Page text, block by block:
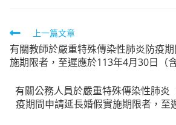
Read
more
articles
上一篇文章
有關教師於嚴重特殊傳染性肺炎防疫
施期限者，至遲應於113年4月30日（
有關公務人員於嚴重特殊傳染性肺炎
疫期間申請延長婚假實施期限者，至